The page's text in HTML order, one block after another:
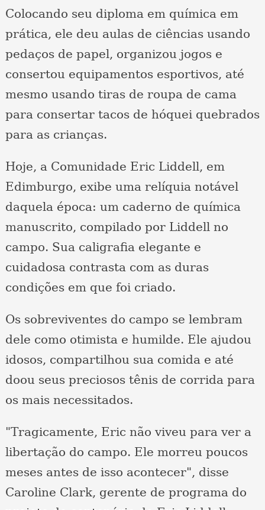
Colocando seu diploma em química em
prática, ele deu aulas de ciências usando
pedaços de papel, organizou jogos e
consertou equipamentos esportivos, até
mesmo usando tiras de roupa de cama
para consertar tacos de hóquei quebrados
para as crianças.
Hoje, a Comunidade Eric Liddell, em
Edimburgo, exibe uma relíquia notável
daquela época: um caderno de química
manuscrito, compilado por Liddell no
campo. Sua caligrafia elegante e
cuidadosa contrasta com as duras
condições em que foi criado.
Os sobreviventes do campo se lembram
dele como otimista e humilde. Ele ajudou
idosos, compartilhou sua comida e até
doou seus preciosos tênis de corrida para
os mais necessitados.
"Tragicamente, Eric não viveu para ver a
libertação do campo. Ele morreu poucos
meses antes de isso acontecer", disse
Caroline Clark, gerente de programa do